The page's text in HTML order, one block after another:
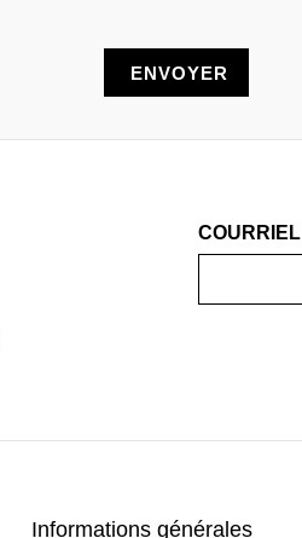
COURRIEL
Informations générales